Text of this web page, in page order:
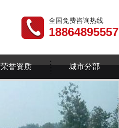
全国免费咨询热线
18864895557
荣誉资质 城市分部